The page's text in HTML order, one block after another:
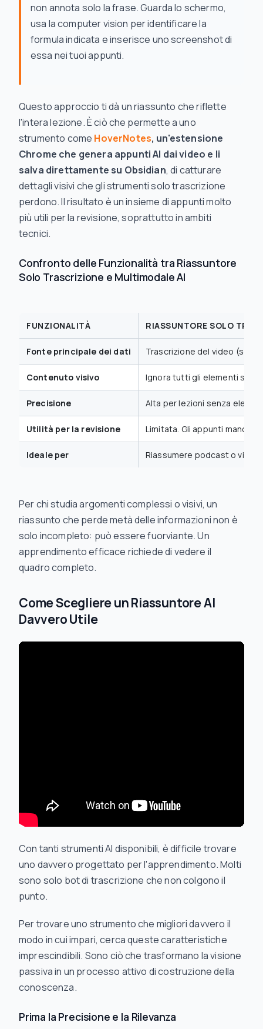
non annota solo la frase. Guarda lo schermo,
usa la computer vision per identificare la
formula indicata e inserisce uno screenshot di
essa nei tuoi appunti.
Questo approccio ti dà un riassunto che riflette
l'intera lezione. È ciò che permette a uno
strumento come HoverNotes, un'estensione
Chrome che genera appunti AI dai video e li
salva direttamente su Obsidian, di catturare
dettagli visivi che gli strumenti solo trascrizione
perdono. Il risultato è un insieme di appunti molto
più utili per la revisione, soprattutto in ambiti
tecnici.
Confronto delle Funzionalità tra Riassuntore
Solo Trascrizione e Multimodale AI
FUNZIONALITÀ RIASSUNTORE SOLO
Fonte principale dei dati Trascrizione del video (solo
Contenuto visivo Ignora tutti gli elementi sullo
Precisione Alta per lezioni senza
Utilità per la revisione Limitata. Gli appunti
Ideale per Riassumere podcast o
Per chi studia argomenti complessi o visivi, un
riassunto che perde metà delle informazioni non è
solo incompleto: può essere fuorviante. Un
apprendimento efficace richiede di vedere il
quadro completo.
Come Scegliere un Riassuntore AI
Davvero Utile
Con tanti strumenti AI disponibili, è difficile trovare
uno davvero progettato per l'apprendimento. Molti
sono solo bot di trascrizione che non colgono il
punto.
Per trovare uno strumento che migliori davvero il
modo in cui impari, cerca queste caratteristiche
imprescindibili. Sono ciò che trasformano la visione
passiva in un processo attivo di costruzione della
conoscenza.
Prima la Precisione e la Rilevanza